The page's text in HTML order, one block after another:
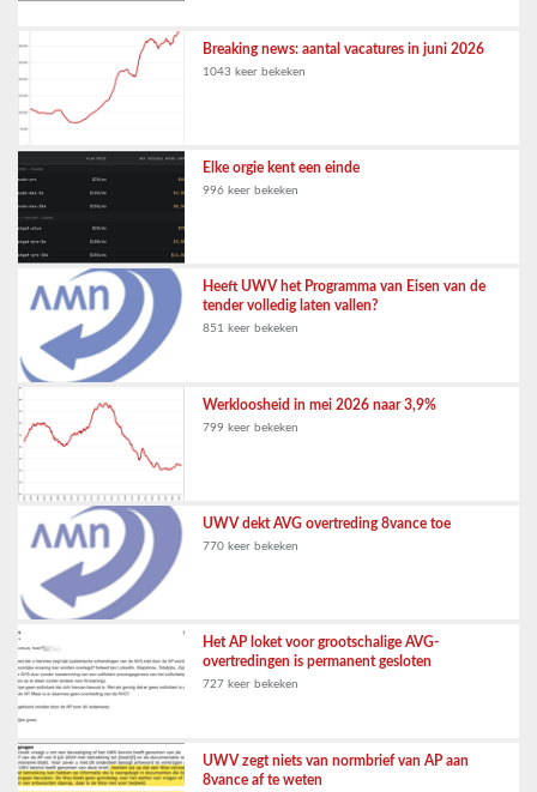
Breaking news: aantal vacatures in juni 2026
1043 keer bekeken
Elke orgie kent een einde
996 keer bekeken
Heeft UWV het Programma van Eisen van de
tender volledig laten vallen?
851 keer bekeken
Werkloosheid in mei 2026 naar 3,9%
799 keer bekeken
UWV dekt AVG overtreding 8vance toe
770 keer bekeken
Het AP loket voor grootschalige AVG-
overtredingen is permanent gesloten
727 keer bekeken
UWV zegt niets van normbrief van AP aan
8vance af te weten